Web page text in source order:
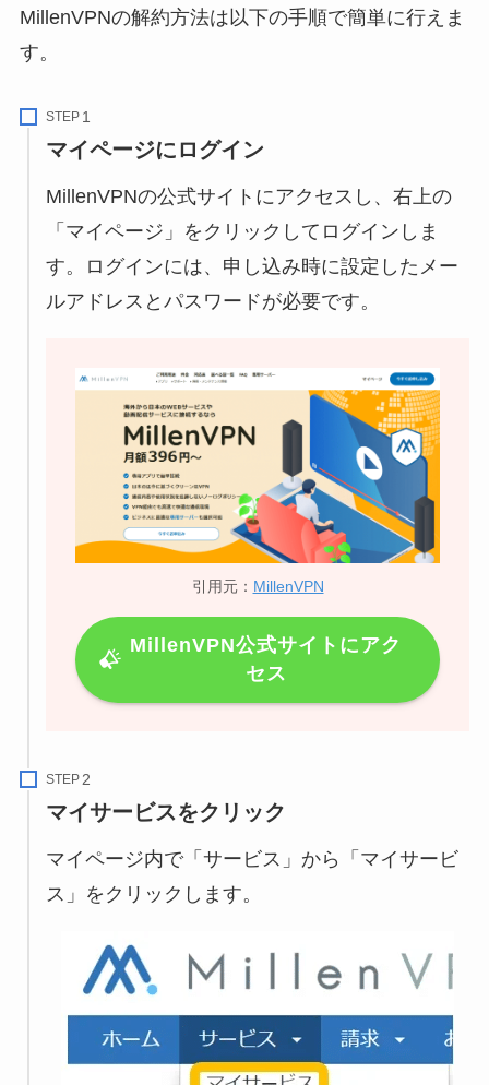
MillenVPNの解約方法は以下の手順で簡単に行えま
す。
STEP
マイページにログイン
MillenVPNの公式サイトにアクセスし、右上の
「マイページ」をクリックしてログインしま
す。ログインには、申し込み時に設定したメー
ルアドレスとパスワードが必要です。
引用元： MillenVPN
MillenVPN公式サイトにアク
セス
STEP
マイサービスをクリック
マイページ内で「サービス」から「マイサービ
ス」をクリックします。